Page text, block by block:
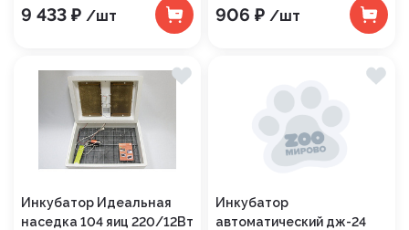
9 433 ₽ /шт 906 ₽ /шт
Инкубатор Идеальная
наседка 104 яиц 220/12Вт
Инкубатор
автоматический дж-24